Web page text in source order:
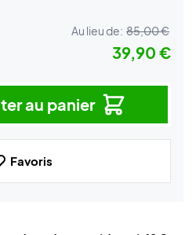
Au lieu de: 85,00 €
39,90 €
au panier
Favoris